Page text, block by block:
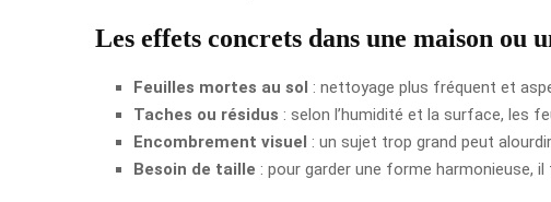
Les effets concrets dans une maison ou
Feuilles mortes au sol : nettoyage plus fréquent et
Taches ou résidus : selon l’humidité et la surface, les
Encombrement visuel : un sujet trop grand peut alourdir
Besoin de taille : pour garder une forme harmonieuse,